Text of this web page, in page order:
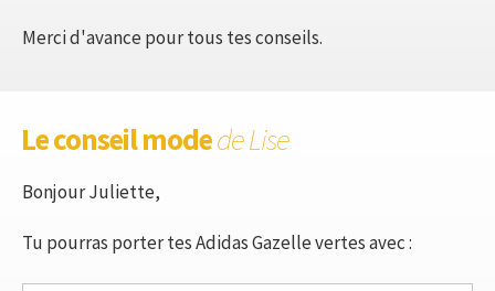
Merci d'avance pour tous tes conseils.
Le conseil modede Lise
Bonjour Juliette,
Tu pourras porter tes Adidas Gazelle vertes avec :